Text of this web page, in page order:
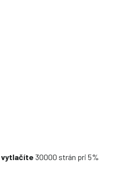
vytlačíte 30000 strán pri 5%